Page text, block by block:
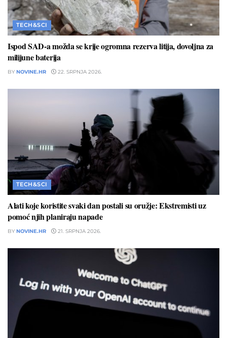
TECH&SCI
Ispod SAD-a možda se krije ogromna rezerva litija, dovoljna za
milijune baterija
BY NOVINE.HR 22. SRPNJA 2026.
TECH&SCI
Alati koje koristite svaki dan postali su oružje: Ekstremisti uz
pomoć njih planiraju napade
BY NOVINE.HR 21. SRPNJA 2026.